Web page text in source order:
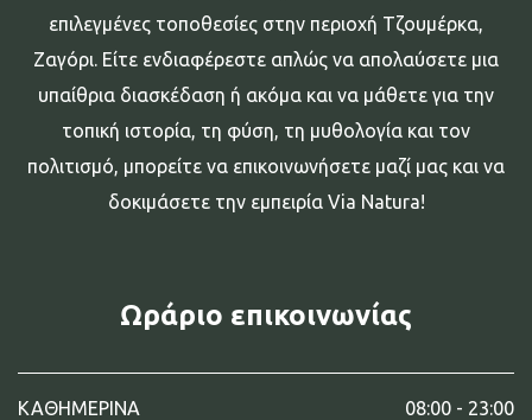
επιλεγμένες τοποθεσίες στην περιοχή Τζουμέρκα,
Ζαγόρι. Είτε ενδιαφέρεστε απλώς να απολαύσετε μια
υπαίθρια διασκέδαση ή ακόμα και να μάθετε για την
τοπική ιστορία, τη φύση, τη μυθολογία και τον
πολιτισμό, μπορείτε να επικοινωνήσετε μαζί μας και να
δοκιμάσετε την εμπειρία Via Natura!
Ωράριο επικοινωνίας
ΚΑΘΗΜΕΡΙΝΑ 08:00 - 23:00